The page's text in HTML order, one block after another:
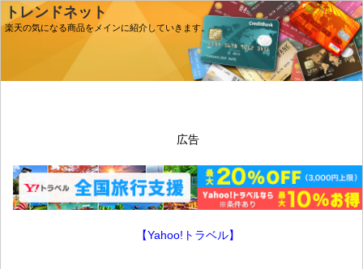
トレンドネット
楽天の気になる商品をメインに紹介していきます。
広告
【Yahoo!トラベル】